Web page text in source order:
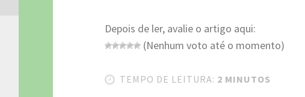
Depois de ler, avalie o artigo aqui:
(Nenhum voto até o momento)
TEMPO DE LEITURA: 2 MINUTOS